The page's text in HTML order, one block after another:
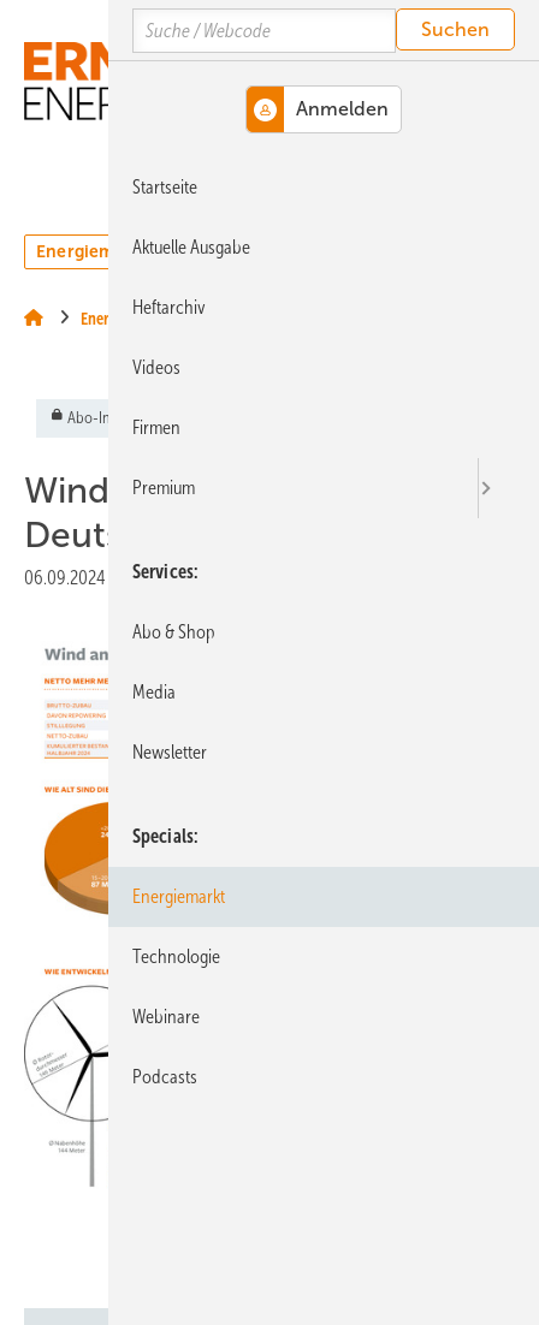
Hauptinhalt
Hauptmenü
SiteSearch
Energiemarkt Technologie
Energiemärkte weltweit
Abo-Inhalt
Windenergieausbau in
Deutschland
06.09.2024 Veröffentlicht in
Search
Startseite
Aktuelle Ausgabe
Heftarchiv
Videos
Firmen
Premium
Services
Abo & Shop
Media
Newsletter
Specials
Energiemarkt
Technologie
Webinare
Podcasts